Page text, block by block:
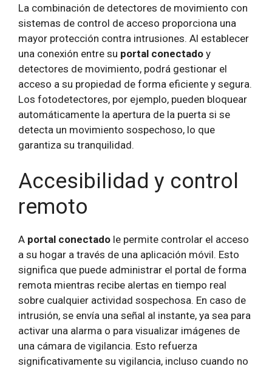
La combinación de detectores de movimiento con
sistemas de control de acceso proporciona una
mayor protección contra intrusiones. Al establecer
una conexión entre su portal conectado y
detectores de movimiento, podrá gestionar el
acceso a su propiedad de forma eficiente y segura.
Los fotodetectores, por ejemplo, pueden bloquear
automáticamente la apertura de la puerta si se
detecta un movimiento sospechoso, lo que
garantiza su tranquilidad.
Accesibilidad y control
remoto
A portal conectado le permite controlar el acceso
a su hogar a través de una aplicación móvil. Esto
significa que puede administrar el portal de forma
remota mientras recibe alertas en tiempo real
sobre cualquier actividad sospechosa. En caso de
intrusión, se envía una señal al instante, ya sea para
activar una alarma o para visualizar imágenes de
una cámara de vigilancia. Esto refuerza
significativamente su vigilancia, incluso cuando no